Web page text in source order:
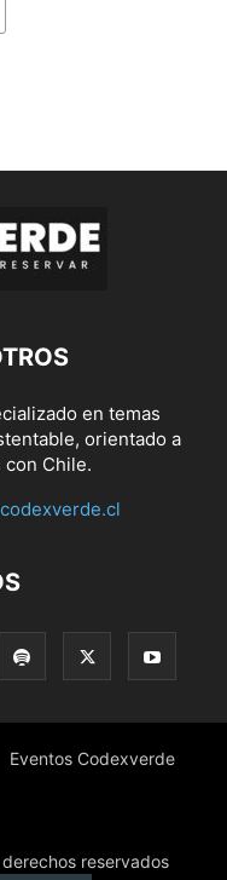
en temas
orientado a
con Chile.
Eventos Codexverde
reservados